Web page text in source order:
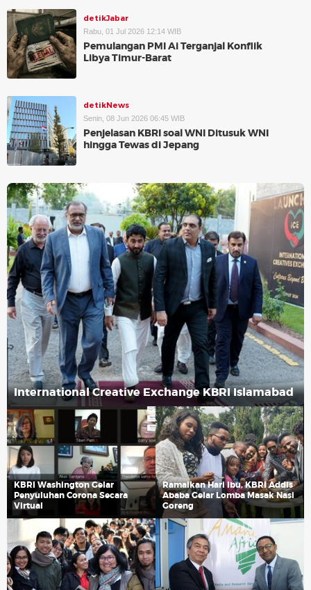
detikJabar
Rabu, 01 Jul 2026 12:14 WIB
Pemulangan PMI Ai Terganjal Konflik
Libya Timur-Barat
detikNews
Senin, 08 Jun 2026 06:45 WIB
Penjelasan KBRI soal WNI Ditusuk WNI
hingga Tewas di Jepang
International Creative Exchange KBRI Islamabad
KBRI Washington Gelar
Penyuluhan Corona Secara
Virtual
Ramaikan Hari Ibu, KBRI Addis
Ababa Gelar Lomba Masak Nasi
Goreng